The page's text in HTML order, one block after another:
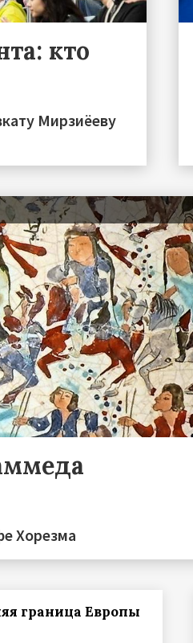
кто
Мирзиёеву
Хорезма
граница Европы